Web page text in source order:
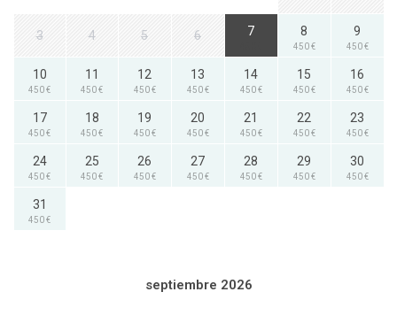
3 4 5 6 7 8
450 €
9
450 €
10
450 €
11
450 €
12
450 €
13
450 €
14
450 €
15
450 €
16
450 €
17
450 €
18
450 €
19
450 €
20
450 €
21
450 €
22
450 €
23
450 €
24
450 €
25
450 €
26
450 €
27
450 €
28
450 €
29
450 €
30
450 €
31
450 €
septiembre 2026